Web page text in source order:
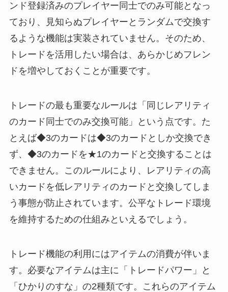
ンド登録済みのプレイヤー同士でのみ可能となっ
ており、見知らぬプレイヤーとランダムで交換す
るような機能は実装されていません。そのため、
トレードを活用したい場合は、あらかじめフレン
ドを増やしておくことが重要です。
トレードの最も重要なルールは「同じレアリティ
のカード同士でのみ交換可能」という点です。た
とえば◆3のカードは◆3のカードとしか交換でき
ず、◆3のカードを★1のカードと交換することは
できません。このルールにより、レアリティの高
いカードを低レアリティのカードと交換してしま
う事態が防止されています。公平なトレード環境
を維持するための仕組みといえるでしょう。
トレード機能の利用にはアイテムの消費が伴いま
す。必要なアイテムは主に「トレードパワー」と
「ひかりのすな」の2種類です。これらのアイテム